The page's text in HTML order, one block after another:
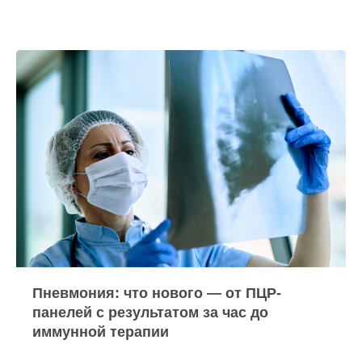
Пневмония: что нового — от ПЦР-
панелей с результатом за час до
иммунной терапии